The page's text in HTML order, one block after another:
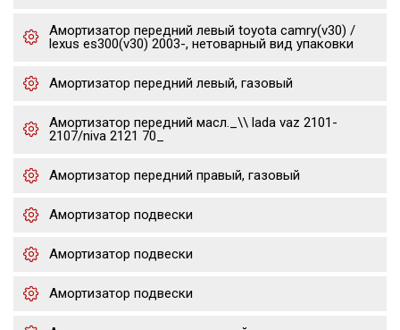
Амортизатор передний левый toyota camry(v30) /
lexus es300(v30) 2003-, нетоварный вид упаковки
Амортизатор передний левый, газовый
Амортизатор передний масл._\\ lada vaz 2101-
2107/niva 2121 70_
Амортизатор передний правый, газовый
Амортизатор подвески
Амортизатор подвески
Амортизатор подвески